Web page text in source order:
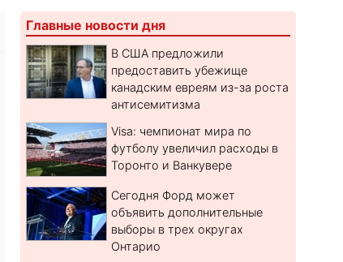
Главные новости дня
В США предложили
предоставить убежище
канадским евреям из-за роста
антисемитизма
Visa: чемпионат мира по
футболу увеличил расходы в
Торонто и Ванкувере
Сегодня Форд может
объявить дополнительные
выборы в трех округах
Онтарио